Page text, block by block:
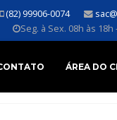
(82) 99906-0074
Seg. à Sex. 08h às 18h
ÁREA DO